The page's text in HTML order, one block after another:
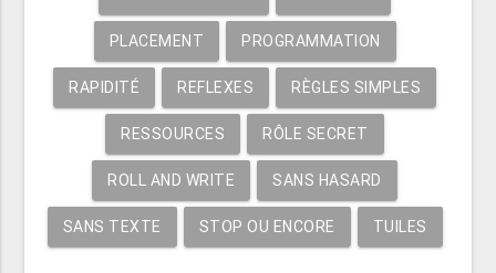
PLACEMENT PROGRAMMATION
RAPIDITÉ REFLEXES RÈGLES SIMPLES
RESSOURCES RÔLE SECRET
ROLL AND WRITE SANS HASARD
SANS TEXTE STOP OU ENCORE TUILES